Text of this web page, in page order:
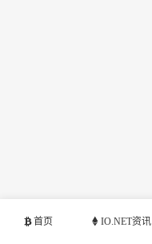
首页 IO.NET资讯